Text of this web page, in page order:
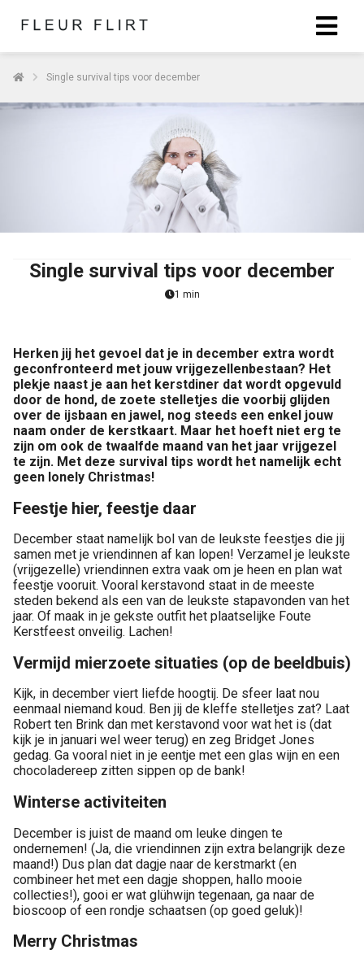
Single survival tips voor december
Single survival tips voor december
1 min
Herken jij het gevoel dat je in december extra wordt
geconfronteerd met jouw vrijgezellenbestaan? Het
plekje naast je aan het kerstdiner dat wordt opgevuld
door de hond, de zoete stelletjes die voorbij glijden
over de ijsbaan en jawel, nog steeds een enkel jouw
naam onder de kerstkaart. Maar het hoeft niet erg te
zijn om ook de twaalfde maand van het jaar vrijgezel
te zijn. Met deze survival tips wordt het namelijk echt
geen lonely Christmas!
Feestje hier, feestje daar
December staat namelijk bol van de leukste feestjes die jij
samen met je vriendinnen af kan lopen! Verzamel je leukste
(vrijgezelle) vriendinnen extra vaak om je heen en plan wat
feestje vooruit. Vooral kerstavond staat in de meeste
steden bekend als een van de leukste stapavonden van het
jaar. Of maak in je gekste outfit het plaatselijke Foute
Kerstfeest onveilig. Lachen!
Vermijd mierzoete situaties (op de beeldbuis)
Kijk, in december viert liefde hoogtij. De sfeer laat nou
eenmaal niemand koud. Ben jij de kleffe stelletjes zat? Laat
Robert ten Brink dan met kerstavond voor wat het is (dat
kijk je in januari wel weer terug) en zeg Bridget Jones
gedag. Ga vooral niet in je eentje met een glas wijn en een
chocoladereep zitten sippen op de bank!
Winterse activiteiten
December is juist de maand om leuke dingen te
ondernemen! (Ja, die vriendinnen zijn extra belangrijk deze
maand!) Dus plan dat dagje naar de kerstmarkt (en
combineer het met een dagje shoppen, hallo mooie
collecties!), gooi er wat glühwijn tegenaan, ga naar de
bioscoop of een rondje schaatsen (op goed geluk)!
Merry Christmas